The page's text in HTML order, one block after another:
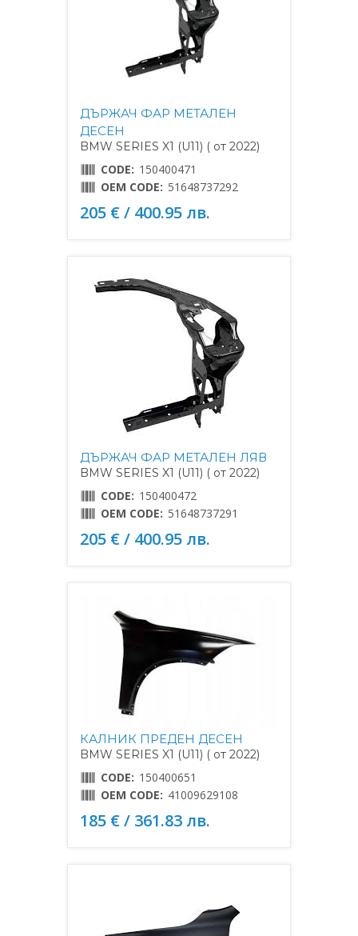
ДЪРЖАЧ ФАР МЕТАЛЕН
ДЕСЕН
BMW SERIES X1 (U11) ( от 2022)
CODE: 150400471
OEM CODE: 51648737292
205 € / 400.95 лв.
ДЪРЖАЧ ФАР МЕТАЛЕН ЛЯВ
BMW SERIES X1 (U11) ( от 2022)
CODE: 150400472
OEM CODE: 51648737291
205 € / 400.95 лв.
КАЛНИК ПРЕДЕН ДЕСЕН
BMW SERIES X1 (U11) ( от 2022)
CODE: 150400651
OEM CODE: 41009629108
185 € / 361.83 лв.